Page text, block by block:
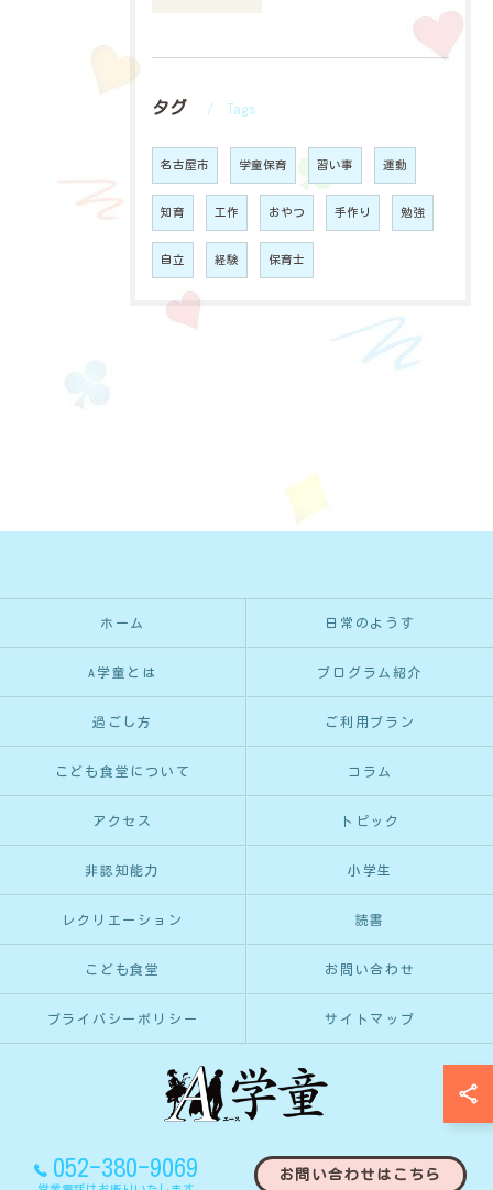
タグ Tags
名古屋市 学童保育 習い事 運動
知育 工作 おやつ 手作り 勉強
自立 経験 保育士
052-380-9069 お問い合わせはこちら
ホーム 日常のようす
A学童とは プログラム紹介
過ごし方 ご利用プラン
こども食堂について コラム
アクセス トピック
非認知能力 小学生
レクリエーション 読書
こども食堂 お問い合わせ
プライバシーポリシー サイトマップ
© 2026 愛知県名古屋市の学童保育ならA学童 ALL RIGHTS RESERVED.